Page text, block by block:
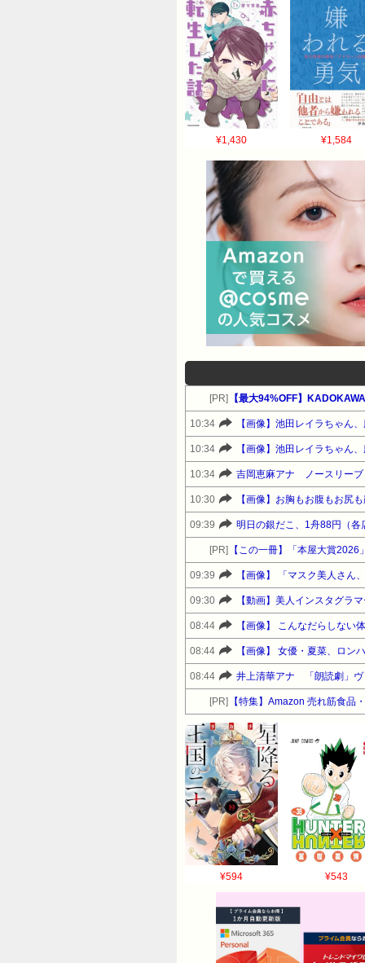
¥1,430 ¥1,584
[PR] 【最大94%OFF】
10:34 【画像】池田レイラちゃん
10:34 【画像】池田レイラちゃん
10:34 吉岡恵麻アナ ノースリーブ
10:30 【画像】お胸もお腹もお尻
09:39 明日の銀だこ、1舟88円（各
[PR] 【この一冊】「本屋大賞
09:39 【画像】 「マスク美人さ
09:30 【動画】美人インスタグラ
08:44 【画像】 こんなだらしない
08:44 【画像】 女優・夏菜、ロン
08:44 井上清華アナ 「朗読劇」ヴ
[PR] 【特集】Amazon 売れ筋食品
¥594 ¥543